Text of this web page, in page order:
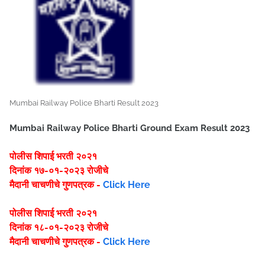
Mumbai Railway Police Bharti Result 2023
Mumbai Railway Police Bharti Ground Exam Result 2023
पोलीस शिपाई भरती २०२१
दिनांक १७-०१-२०२३ रोजीचे
मैदानी चाचणीचे गुणपत्रक - Click Here
पोलीस शिपाई भरती २०२१
दिनांक १८-०१-२०२३ रोजीचे
मैदानी चाचणीचे गुणपत्रक - Click Here